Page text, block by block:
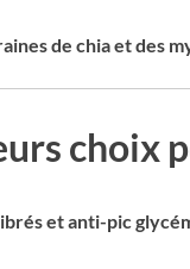
de chia et des
choix
et anti-pic